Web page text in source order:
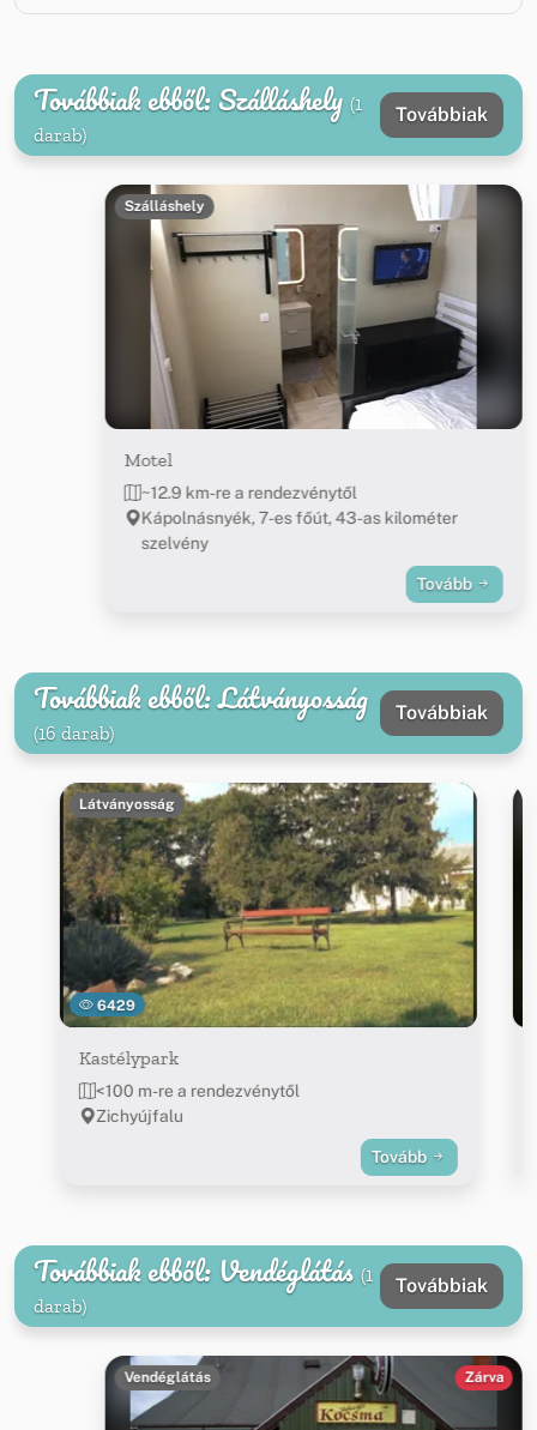
Továbbiak ebből: Szálláshely (1
darab)
Továbbiak
Szálláshely
Motel
~12.9 km-re a rendezvénytől
Kápolnásnyék, 7-es főút, 43-as kilométer
szelvény
Tovább
Továbbiak ebből: Látványosság
(16 darab)
Továbbiak
6429
Látványosság
Kastélypark
<100 m-re a rendezvénytől
Zichyújfalu
Tovább
Továbbiak ebből: Vendéglátás (1
darab)
Továbbiak
Vendéglátás Zárva